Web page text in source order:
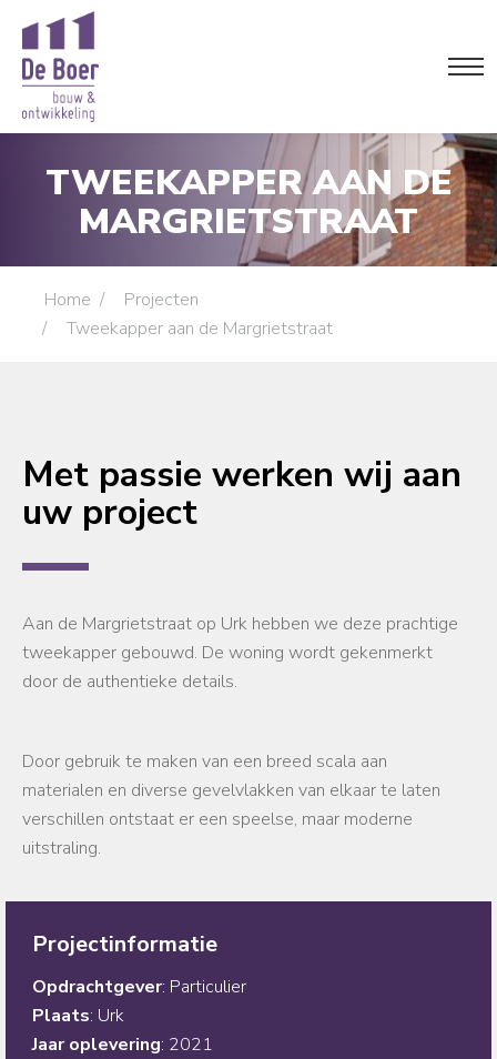
TWEEKAPPER AAN DE
MARGRIETSTRAAT
Je bent hier:
Home
Projecten
Tweekapper aan de Margrietstraat
Met passie werken wij aan
uw project
Aan de Margrietstraat op Urk hebben we deze prachtige
tweekapper gebouwd. De woning wordt gekenmerkt
door de authentieke details.
Door gebruik te maken van een breed scala aan
materialen en diverse gevelvlakken van elkaar te laten
verschillen ontstaat er een speelse, maar moderne
uitstraling.
Projectinformatie
Opdrachtgever: Particulier
Plaats: Urk
Jaar oplevering: 2021